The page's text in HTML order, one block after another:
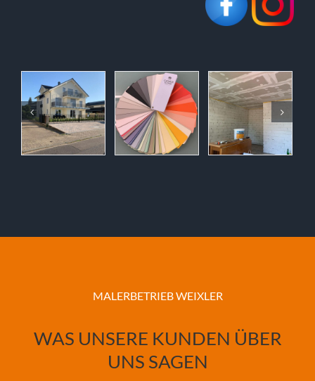
MALERBETRIEB WEIXLER
WAS UNSERE KUNDEN ÜBER
UNS SAGEN